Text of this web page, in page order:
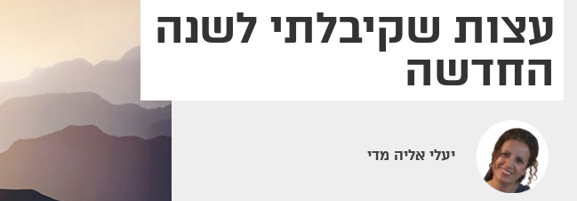
עצות שקיבלתי לשנה
החדשה
יעלי אליה מדי